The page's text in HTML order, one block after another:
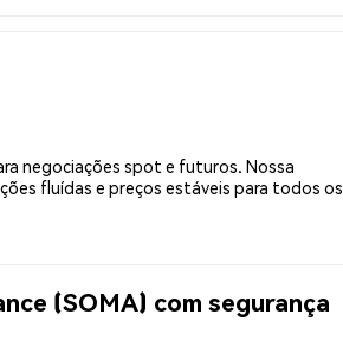
negociações spot e futuros. Nossa
fluídas e preços estáveis para todos os
(SOMA) com segurança